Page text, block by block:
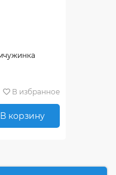
В избранное
В корзину